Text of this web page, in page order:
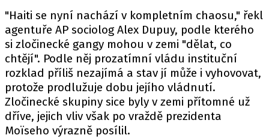
"Haiti se nyní nachází v kompletním chaosu," řekl
agentuře AP sociolog Alex Dupuy, podle kterého
si zločinecké gangy mohou v zemi "dělat, co
chtějí". Podle něj prozatímní vládu instituční
rozklad příliš nezajímá a stav jí může i vyhovovat,
protože prodlužuje dobu jejího vládnutí.
Zločinecké skupiny sice byly v zemi přítomné už
dříve, jejich vliv však po vraždě prezidenta
Moïseho výrazně posílil.